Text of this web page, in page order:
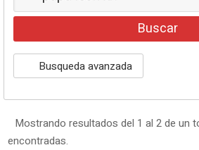
Busqueda avanzada
Mostrando resultados del 1 al 2 de un
encontradas.